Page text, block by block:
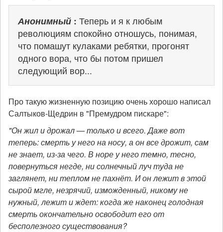
Анонимный: Теперь и я к любым
революциям спокойно отношусь, понимая,
что помашут кулаками ребятки, прогонят
одного вора, что бы потом пришел
следующий вор...
Про такую жизненную позицию очень хорошо написал
Салтыков-Щедрин в "Премудром пискаре":
"Он жил и дрожал — только и всего. Даже вот
теперь: смерть у него на носу, а он все дрожит, сам
не знает, из-за чего. В норе у него темно, тесно,
повернуться негде, ни солнечный луч туда не
заглянет, ни теплом не пахнёт. И он лежит в этой
сырой мгле, незрячий, изможденный, никому не
нужный, лежит и ждет: когда же наконец голодная
смерть окончательно освободит его от
бесполезного существования?